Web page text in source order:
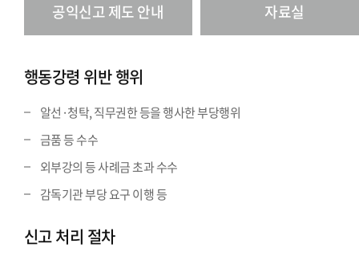
공익신고 제도 안내 자료실
행동강령 위반 행위
알선·청탁, 직무권한 등을 행사한 부당행위
금품 등 수수
외부강의 등 사례금 초과 수수
감독기관 부당 요구 이행 등
신고 처리 절차